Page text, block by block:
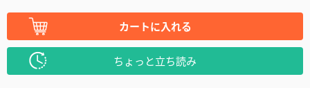
カートに入れる
ちょっと立ち読み